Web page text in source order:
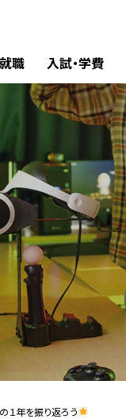
就職 入試・学費
１年を振り返ろう